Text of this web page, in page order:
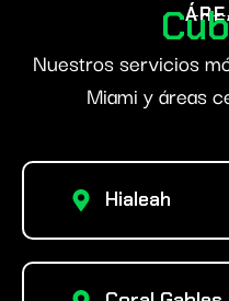
Nuestros servicios
Miami y áreas
Hialeah